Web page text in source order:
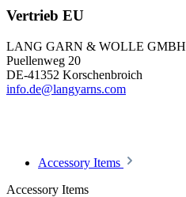
Vertrieb EU
LANG GARN & WOLLE GMBH
Puellenweg 20
DE-41352 Korschenbroich
info.de@langyarns.com
Accessory Items
Accessory Items